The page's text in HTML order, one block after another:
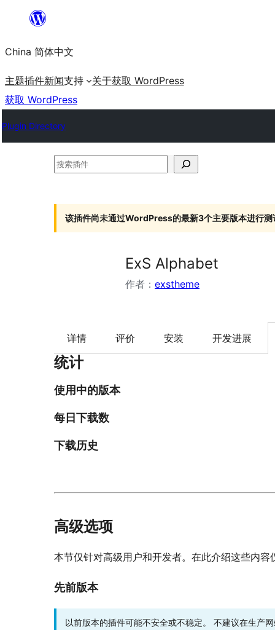
内
容
China 简体中文
主题插件新闻支持 关于获取 WordPress
获取 WordPress
Plugin Directory
搜
该插件尚未通过WordPress的最新3个主要版本进行测
ExS Alphabet
作者： exstheme
详情 评价 安装 开发进展
统计
使用中的版本
每日下载数
下载历史
高级选项
本节仅针对高级用户和开发者。在此介绍这些内容
先前版本
以前版本的插件可能不安全或不稳定。 不建议在生产